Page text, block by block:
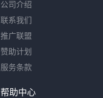
公司介绍
联系我们
推广联盟
赞助计划
服务条款
帮助中心